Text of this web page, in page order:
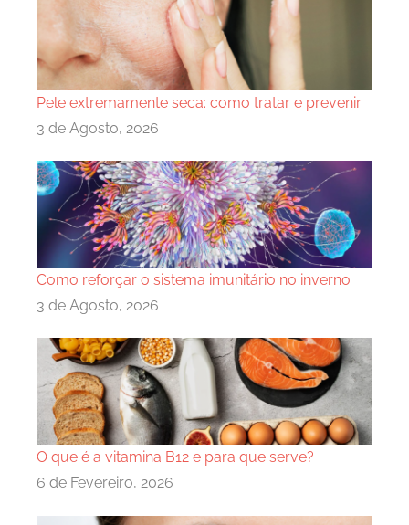
Pele extremamente seca: como tratar e prevenir
3 de Agosto, 2026
Como reforçar o sistema imunitário no inverno
3 de Agosto, 2026
O que é a vitamina B12 e para que serve?
6 de Fevereiro, 2026